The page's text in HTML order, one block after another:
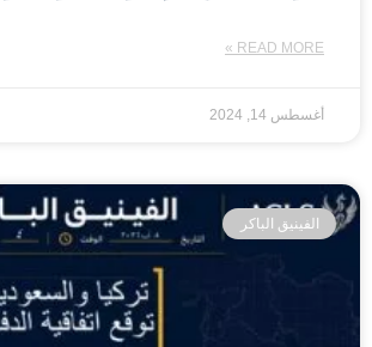
READ MORE »
أغسطس 14, 2024
الفينيق الباكر